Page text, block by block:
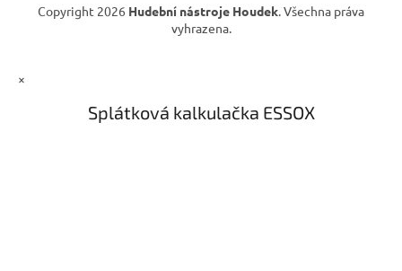
Copyright 2026 Hudební nástroje Houdek. Všechna práva
vyhrazena.
×
Splátková kalkulačka ESSOX